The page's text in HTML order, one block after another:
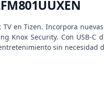
en Tizen. Incorpora
Knox Security. Con USB-C
sin necesidad